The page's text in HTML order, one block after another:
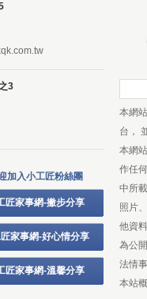
3
加入小工匠粉絲團
匠家事網-撇步分享
家事網-好心情分享
匠家事網-溫馨分享
本網
台，
本網
作任
中所
照片
他資
為公
法情
本站